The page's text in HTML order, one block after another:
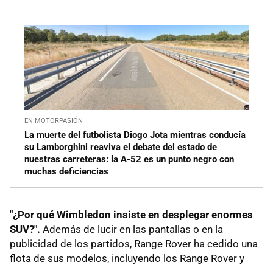
EN MOTORPASIÓN
La muerte del futbolista Diogo Jota mientras conducía
su Lamborghini reaviva el debate del estado de
nuestras carreteras: la A-52 es un punto negro con
muchas deficiencias
"¿Por qué Wimbledon insiste en desplegar enormes
SUV?". Además de lucir en las pantallas o en la
publicidad de los partidos, Range Rover ha cedido una
flota de sus modelos, incluyendo los Range Rover y